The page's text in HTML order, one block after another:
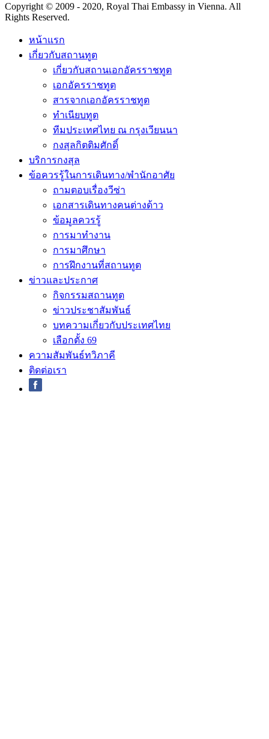
Copyright © 2009 - 2020, Royal Thai Embassy in Vienna. All
Rights Reserved.
หน้าแรก
เกี่ยวกับสถานทูต
เกี่ยวกับสถานเอกอัครราชทูต
เอกอัครราชทูต
สารจากเอกอัครราชทูต
ทำเนียบทูต
ทีมประเทศไทย ณ กรุงเวียนนา
กงสุลกิตติมศักดิ์
บริการกงสุล
ข้อควรรู้ในการเดินทาง/พำนักอาศัย
ถามตอบเรื่องวีซ่า
เอกสารเดินทางคนต่างด้าว
ข้อมูลควรรู้
การมาทำงาน
การมาศึกษา
การฝึกงานที่สถานทูต
ข่าวและประกาศ
กิจกรรมสถานทูต
ข่าวประชาสัมพันธ์
บทความเกี่ยวกับประเทศไทย
เลือกตั้ง 69
ความสัมพันธ์ทวิภาคี
ติดต่อเรา